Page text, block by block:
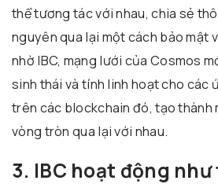
thể tương tác với nhau, chia sẻ
nguyên qua lại một cách bảo mật
nhờ IBC, mạng lưới của Cosmos
sinh thái và tính linh hoạt cho các
trên các blockchain đó, tạo thành
vòng tròn qua lại với nhau.
3. IBC hoạt động như